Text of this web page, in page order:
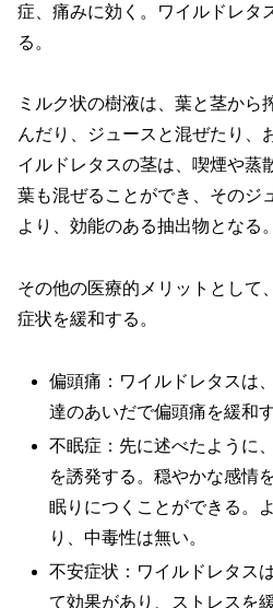
症、痛みに効く。ワイルドレタ
る。
ミルク状の樹液は、葉と茎から
んだり、ジュースと混ぜたり、
イルドレタスの茎は、喫煙や蒸
葉も混ぜることができ、そのジ
より、効能のある抽出物となる。
その他の医療的メリットとして
症状を緩和する。
偏頭痛：ワイルドレタスは
達のあいだで偏頭痛を緩和
不眠症：先に述べたように
を誘発する。穏やかな感情
眠りにつくことができる。
り、中毒性は無い。
不安症状：ワイルドレタス
て効果があり、ストレスを